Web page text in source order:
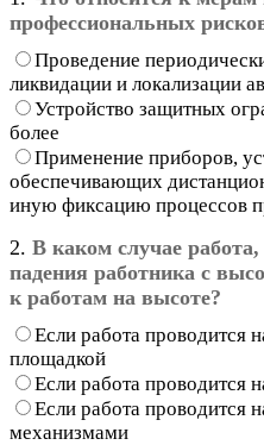
профессиональных
Проведение
ликвидации и локализации
Устройство защитных
более
Применение приборов,
обеспечивающих
иную фиксацию процессов
2. В каком случае
падения работника с
к работам на высоте?
Если работа проводится
площадкой
Если работа проводится
Если работа проводится
механизмами